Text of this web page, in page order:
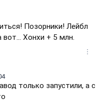
Позорники! Лейбл
вот... Хонхи + 5 млн.
только запустили, а с